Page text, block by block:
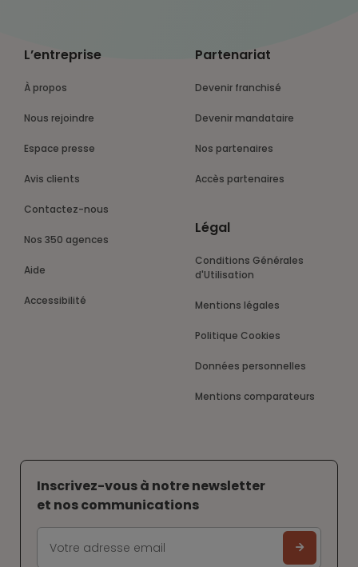
L’entreprise
À propos
Nous rejoindre
Espace presse
Avis clients
Contactez-nous
Nos 350 agences
Aide
Accessibilité
Partenariat
Devenir franchisé
Devenir mandataire
Nos partenaires
Accès partenaires
Légal
Conditions Générales
d'Utilisation
Mentions légales
Politique Cookies
Données personnelles
Mentions comparateurs
Inscrivez-vous à notre newsletter
et nos communications